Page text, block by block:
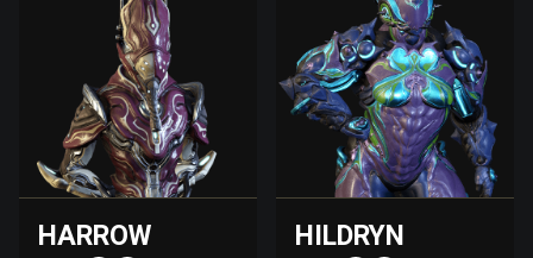
HARROW HILDRYN